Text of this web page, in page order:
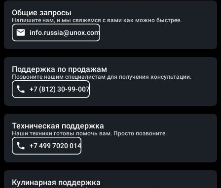
Общие запросы
Напишите нам, и мы свяжемся с вами как можно быстрее.
info.russia@unox.com
Поддержка по продажам
Позвоните нашим специалистам для получения консультации.
+7 (812) 30-99-007
Техническая поддержка
Наши техники готовы помочь вам. Просто позвоните.
+7 499 7020 014
Кулинарная поддержка